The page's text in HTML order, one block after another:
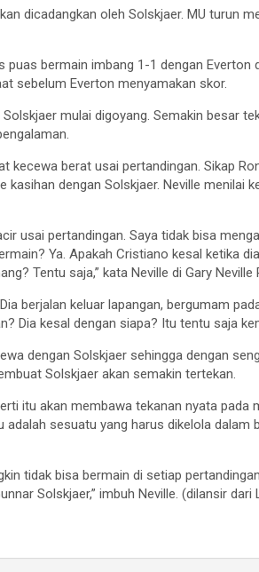
dicadangkan oleh Solskjaer. MU turun
bermain imbang 1-1 dengan Everton
sebelum Everton menyamakan skor.
mulai digoyang. Semakin besar
kecewa berat usai pertandingan. Sikap
dengan Solskjaer. Neville menilai
usai pertandingan. Saya tidak bisa
Ya. Apakah Cristiano kesal ketika
Tentu saja,” kata Neville di Gary Neville
berjalan keluar lapangan, bergumam
Dia kesal dengan siapa? Itu tentu saja
dengan Solskjaer sehingga dengan
Solskjaer akan semakin tertekan.
itu akan membawa tekanan nyata pada
sesuatu yang harus dikelola dalam
tidak bisa bermain di setiap
Solskjaer,” imbuh Neville. (dilansir dari